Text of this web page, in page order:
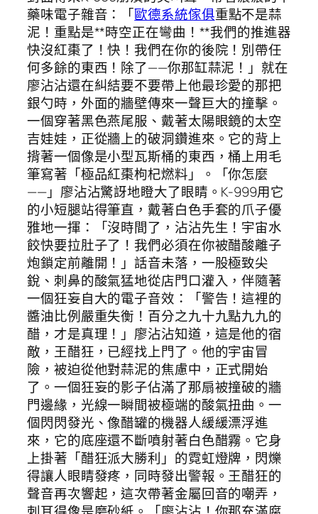
藥味電子雜音：「歐德系統傢俱重點不是蒜
泥！重點是**時空正在彎曲！**我們的推進器
快沒紅棗了！快！我們在你的後院！別帶任
何多餘的東西！除了——你那缸蒜泥！」就在
廖沾沾還在糾結要不要帶上他最珍愛的那把
銀勺時，外面的牆壁傳來一聲巨大的撞擊。
一個穿著黑色燕尾服、戴著太陽眼鏡的太空
吉娃娃，正從牆上的破洞鑽進來。它的背上
揹著一個像是小型瓦斯桶的東西，桶上用毛
筆寫著「極品紅棗枸杞燃料」。「你怎麼
——」廖沾沾驚訝地瞪大了眼睛。K-999用它
的小短腿站得筆直，戴著白色手套的爪子優
雅地一揮：「沒時間了，沾沾先生！宇宙水
餃快要拉肚子了！我們必須在你被醋酸離子
炮鎖定前離開！」話音未落，一股極致尖
銳、刺鼻的酸氣猛地從店門口灌入，伴隨著
一個狂妄自大的電子音效：「警告！這裡的
醬油比例嚴重失衡！百分之九十九點九九的
醋，才是真理！」廖沾沾知道，這是他的宿
敵，王醋狂，已經找上門了。他的宇宙冒
險，被迫從他對蒜泥的焦慮中，正式開始
了。一個狂妄的影子佔滿了那扇被撞破的牆
門邊緣，光線一瞬間被極端的酸氣扭曲。一
個閃閃發光、像醋罐的機器人緩緩漂浮進
來，它的底座還不斷噴射著白色醋霧。它身
上掛著「醋狂派大勝利」的霓虹燈牌，閃爍
得讓人眼睛發疼，同時發出警報。王醋狂的
聲音再次響起，這次帶著金屬回音的嘲弄，